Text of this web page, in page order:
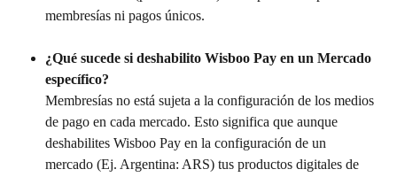
membresías ni pagos únicos.
¿Qué sucede si deshabilito Wisboo Pay en un Mercado
específico?
Membresías no está sujeta a la configuración de los medios
de pago en cada mercado. Esto significa que aunque
deshabilites Wisboo Pay en la configuración de un
mercado (Ej. Argentina: ARS) tus productos digitales de